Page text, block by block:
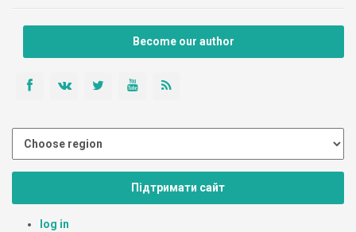
Become our author
Підтримати сайт
log in